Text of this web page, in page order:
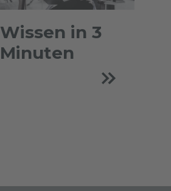
Wissen in 3
Minuten